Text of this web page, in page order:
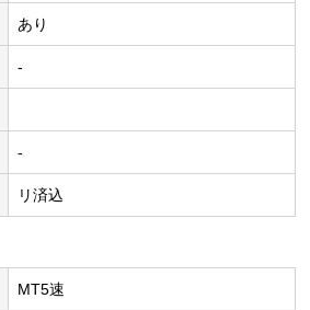
あり
-
-
リ済込
MT5速